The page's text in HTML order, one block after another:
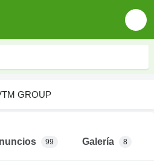
99 Galería 8